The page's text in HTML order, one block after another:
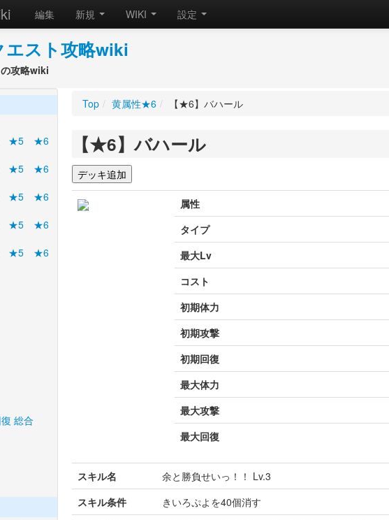
編集 新規 WIKI 設定
スト攻略wiki
攻略wiki
★5
★6
★5
★6
★5
★6
★5
★6
★5
★6
総合
Top / 黄属性★6 / 【★6】バハール
【★6】バハール
属性
タイプ
最大Lv
コスト
初期体力
初期攻撃
初期回復
最大体力
最大攻撃
最大回復
スキル名
余と勝負せいっ！！ Lv.3
スキル条件
きいろぷよを40個消す